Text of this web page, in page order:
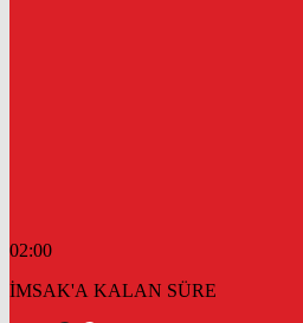
02:00
İMSAK'A KALAN SÜRE